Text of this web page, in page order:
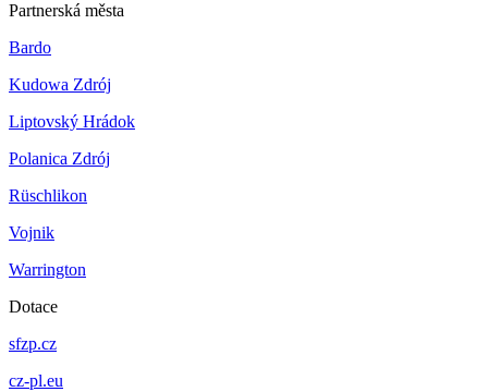
Partnerská města
Bardo
Kudowa Zdrój
Liptovský Hrádok
Polanica Zdrój
Rüschlikon
Vojnik
Warrington
Dotace
sfzp.cz
cz-pl.eu